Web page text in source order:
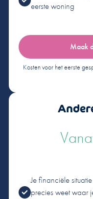
eerste woning
Maak
Kosten voor het eerste
Je financiële
precies weet waar